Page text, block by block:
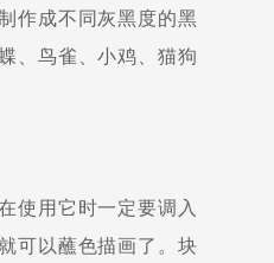
作成不同灰黑度的黑
、鸟雀、小鸡、猫狗
用它时一定要调入
可以蘸色描画了。块